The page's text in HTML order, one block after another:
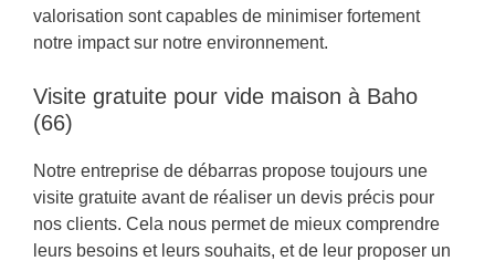
valorisation sont capables de minimiser fortement
notre impact sur notre environnement.
Visite gratuite pour vide maison à Baho
(66)
Notre entreprise de débarras propose toujours une
visite gratuite avant de réaliser un devis précis pour
nos clients. Cela nous permet de mieux comprendre
leurs besoins et leurs souhaits, et de leur proposer un